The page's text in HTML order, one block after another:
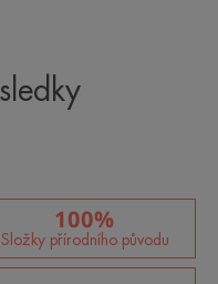
100%
Složky přírodního původu